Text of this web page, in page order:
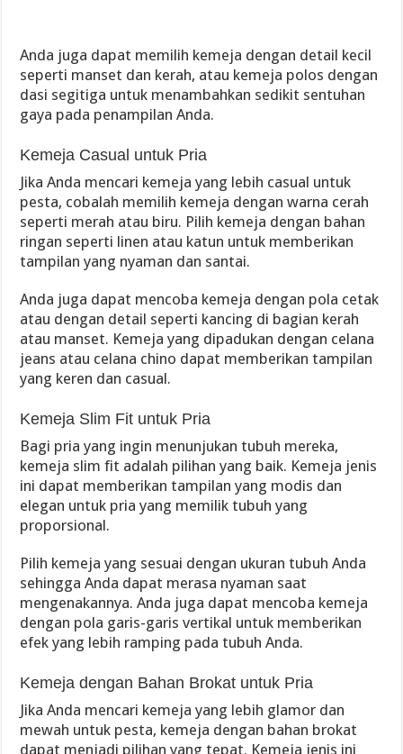
Anda juga dapat memilih kemeja dengan detail kecil
seperti manset dan kerah, atau kemeja polos dengan
dasi segitiga untuk menambahkan sedikit sentuhan
gaya pada penampilan Anda.
Kemeja Casual untuk Pria
Jika Anda mencari kemeja yang lebih casual untuk
pesta, cobalah memilih kemeja dengan warna cerah
seperti merah atau biru. Pilih kemeja dengan bahan
ringan seperti linen atau katun untuk memberikan
tampilan yang nyaman dan santai.
Anda juga dapat mencoba kemeja dengan pola cetak
atau dengan detail seperti kancing di bagian kerah
atau manset. Kemeja yang dipadukan dengan celana
jeans atau celana chino dapat memberikan tampilan
yang keren dan casual.
Kemeja Slim Fit untuk Pria
Bagi pria yang ingin menunjukan tubuh mereka,
kemeja slim fit adalah pilihan yang baik. Kemeja jenis
ini dapat memberikan tampilan yang modis dan
elegan untuk pria yang memilik tubuh yang
proporsional.
Pilih kemeja yang sesuai dengan ukuran tubuh Anda
sehingga Anda dapat merasa nyaman saat
mengenakannya. Anda juga dapat mencoba kemeja
dengan pola garis-garis vertikal untuk memberikan
efek yang lebih ramping pada tubuh Anda.
Kemeja dengan Bahan Brokat untuk Pria
Jika Anda mencari kemeja yang lebih glamor dan
mewah untuk pesta, kemeja dengan bahan brokat
dapat menjadi pilihan yang tepat. Kemeja jenis ini